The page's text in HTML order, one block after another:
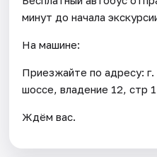
минут до начала
На машине:
Приезжайте по адресу:
шоссе, владение 12, стр
Ждём вас.